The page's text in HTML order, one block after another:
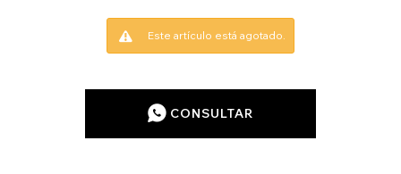
Este artículo está agotado.
CONSULTAR